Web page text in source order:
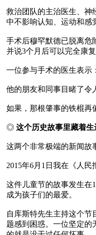
救治团队的主治医生、神
中不影响认知、运动和感
手术后穆罕默德已脱离危
并说3个月后可以完全康
一位参与手术的医生表示
他的朋友和同事目睹了令
如果，那根肇事的铁棍再
◎ 这个历史故事里藏着生
这两个非常极端的新闻故
2015年6月1日我在《人
这件儿童节的故事发生在
成为孩子们的最爱。
自库斯特先生主持这个节
题感到困惑。一位坚定的